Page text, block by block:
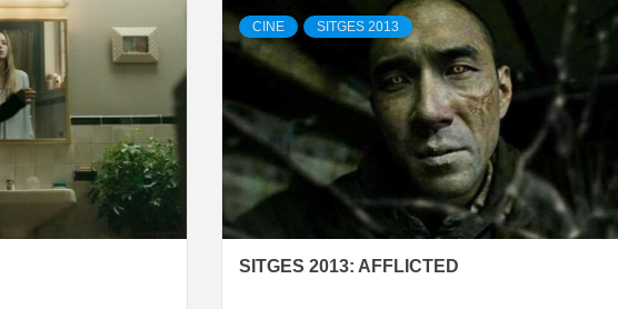
CINE SITGES 2013
SITGES 2013: AFFLICTED